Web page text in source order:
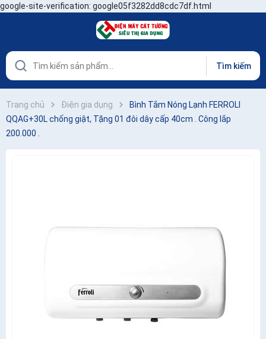
google-site-verification: google05f3282dd8cdc7df.html
Tìm kiếm
Trang chủ Điện gia dụng
Bình Tắm Nóng Lạnh FERROLI
QQAG+30L chống giật, Tặng 01 đôi dây cấp 40cm . Công lắp
200.000 .